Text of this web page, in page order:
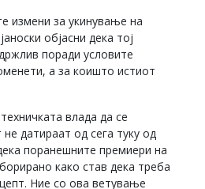
измени за укинување на
објасни дека тој
поради условите
а за коишто истиот
влада да се
датираат од сега туку од
поранешните премиери на
како став дека треба
Ние со ова ветување